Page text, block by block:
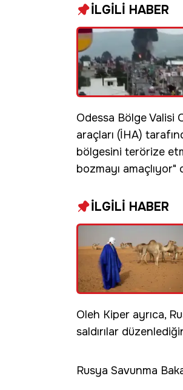
İLGİLİ HABER
Odessa Bölge Valisi
araçları (İHA)
bölgesini terörize
bozmayı amaçlıyor"
İLGİLİ HABER
Oleh Kiper ayrıca,
saldırılar
Rusya Savunma